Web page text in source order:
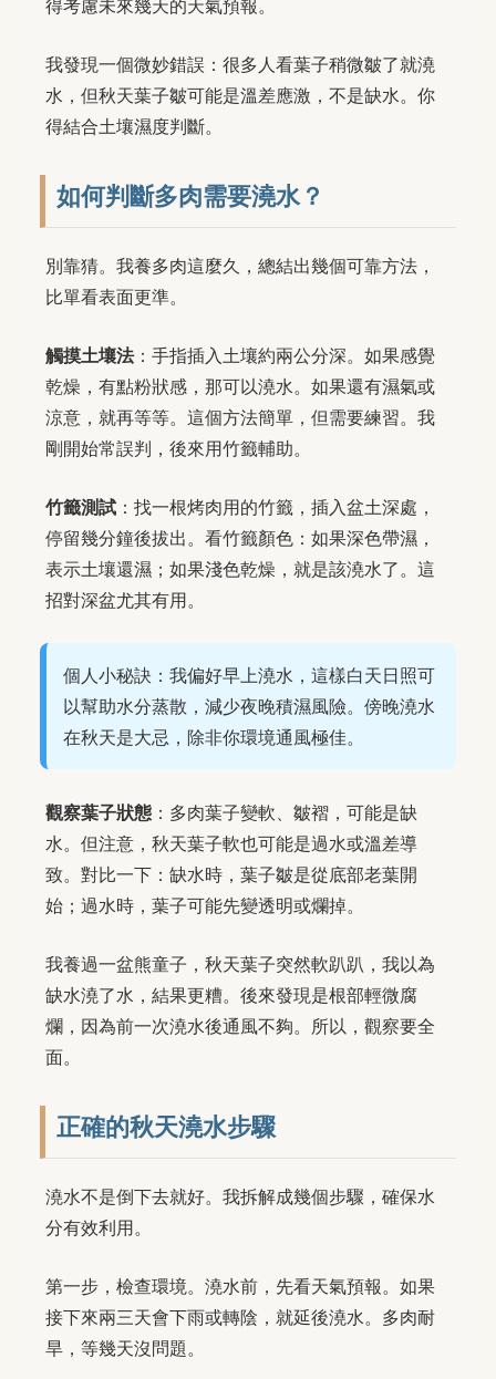
得考慮未來幾天的天氣預報。
我發現一個微妙錯誤：很多人看葉子稍微皺了就澆
水，但秋天葉子皺可能是溫差應激，不是缺水。你
得結合土壤濕度判斷。
如何判斷多肉需要澆水？
別靠猜。我養多肉這麼久，總結出幾個可靠方法，
比單看表面更準。
觸摸土壤法：手指插入土壤約兩公分深。如果感覺
乾燥，有點粉狀感，那可以澆水。如果還有濕氣或
涼意，就再等等。這個方法簡單，但需要練習。我
剛開始常誤判，後來用竹籤輔助。
竹籤測試 ：找一根烤肉用的竹籤，插入盆土深處，
停留幾分鐘後拔出。看竹籤顏色：如果深色帶濕，
表示土壤還濕；如果淺色乾燥，就是該澆水了。這
招對深盆尤其有用。
個人小秘訣：我偏好早上澆水，這樣白天日照可
以幫助水分蒸散，減少夜晚積濕風險。傍晚澆水
在秋天是大忌，除非你環境通風極佳。
觀察葉子狀態 ：多肉葉子變軟、皺褶，可能是缺
水。但注意，秋天葉子軟也可能是過水或溫差導
致。對比一下：缺水時，葉子皺是從底部老葉開
始；過水時，葉子可能先變透明或爛掉。
我養過一盆熊童子，秋天葉子突然軟趴趴，我以為
缺水澆了水，結果更糟。後來發現是根部輕微腐
爛，因為前一次澆水後通風不夠。所以，觀察要全
面。
正確的秋天澆水步驟
澆水不是倒下去就好。我拆解成幾個步驟，確保水
分有效利用。
第一步，檢查環境。澆水前，先看天氣預報。如果
接下來兩三天會下雨或轉陰，就延後澆水。多肉耐
旱，等幾天沒問題。